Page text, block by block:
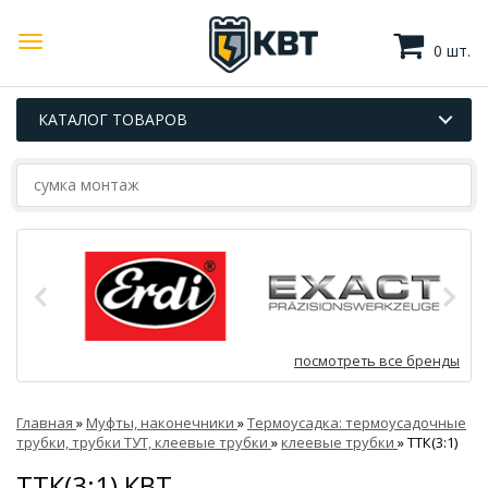
0 шт.
КАТАЛОГ ТОВАРОВ
посмотреть все бренды
Главная »Муфты, наконечники »Термоусадка: термоусадочные
трубки, трубки ТУТ, клеевые трубки »клеевые трубки »ТТК(3:1)